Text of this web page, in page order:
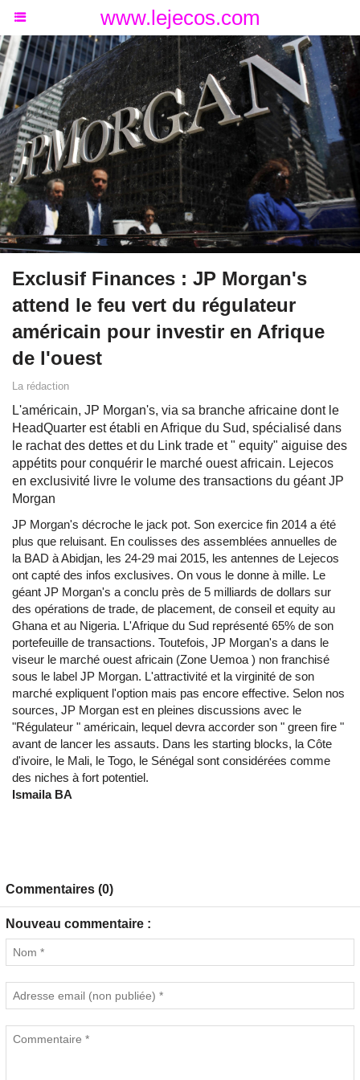
www.lejecos.com
Exclusif Finances : JP Morgan's
attend le feu vert du régulateur
américain pour investir en Afrique
de l'ouest
La rédaction
L'américain, JP Morgan's, via sa branche africaine dont le
HeadQuarter est établi en Afrique du Sud, spécialisé dans
le rachat des dettes et du Link trade et " equity" aiguise des
appétits pour conquérir le marché ouest africain. Lejecos
en exclusivité livre le volume des transactions du géant JP
Morgan
JP Morgan's décroche le jack pot. Son exercice fin 2014 a été
plus que reluisant. En coulisses des assemblées annuelles de
la BAD à Abidjan, les 24-29 mai 2015, les antennes de Lejecos
ont capté des infos exclusives. On vous le donne à mille. Le
géant JP Morgan's a conclu près de 5 milliards de dollars sur
des opérations de trade, de placement, de conseil et equity au
Ghana et au Nigeria. L'Afrique du Sud représenté 65% de son
portefeuille de transactions. Toutefois, JP Morgan's a dans le
viseur le marché ouest africain (Zone Uemoa ) non franchisé
sous le label JP Morgan. L'attractivité et la virginité de son
marché expliquent l'option mais pas encore effective. Selon nos
sources, JP Morgan est en pleines discussions avec le
"Régulateur " américain, lequel devra accorder son " green fire "
avant de lancer les assauts. Dans les starting blocks, la Côte
d'ivoire, le Mali, le Togo, le Sénégal sont considérées comme
des niches à fort potentiel.
Ismaila BA
Commentaires (0)
Nouveau commentaire :